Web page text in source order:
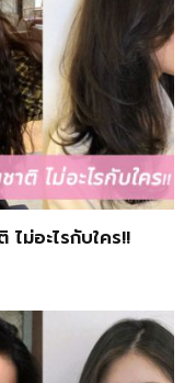
ม่อะไรกับใคร!!